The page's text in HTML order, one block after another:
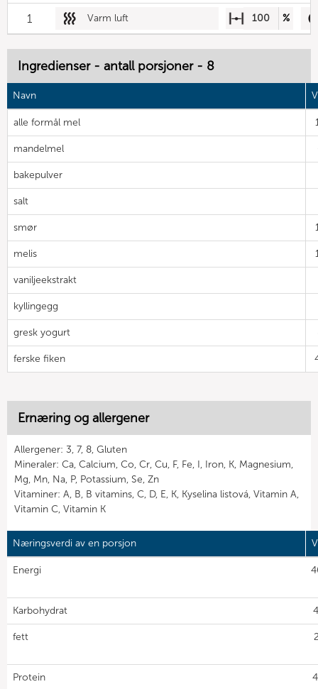
1 Varm luft 100 %
Ingredienser - antall porsjoner - 8
Navn
alle formål mel
mandelmel
bakepulver
salt
smør
melis
vaniljeekstrakt
kyllingegg
gresk yogurt
ferske fiken
Ernæring og allergener
Allergener: 3, 7, 8, Gluten
Mineraler: Ca, Calcium, Co, Cr, Cu, F, Fe, I, Iron, K, Magnesium,
Mg, Mn, Na, P, Potassium, Se, Zn
Vitaminer: A, B, B vitamins, C, D, E, K, Kyselina listová, Vitamin A,
Vitamin C, Vitamin K
Næringsverdi av en porsjon
Energi
Karbohydrat
fett
Protein